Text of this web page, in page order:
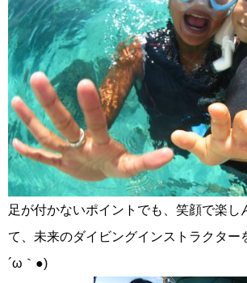
足が付かないポイントでも、笑顔で楽し
て、未来のダイビングインストラクター
´ω｀●)